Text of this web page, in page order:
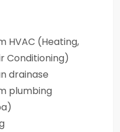
HVAC (Heating,
Conditioning)
drainase
plumbing